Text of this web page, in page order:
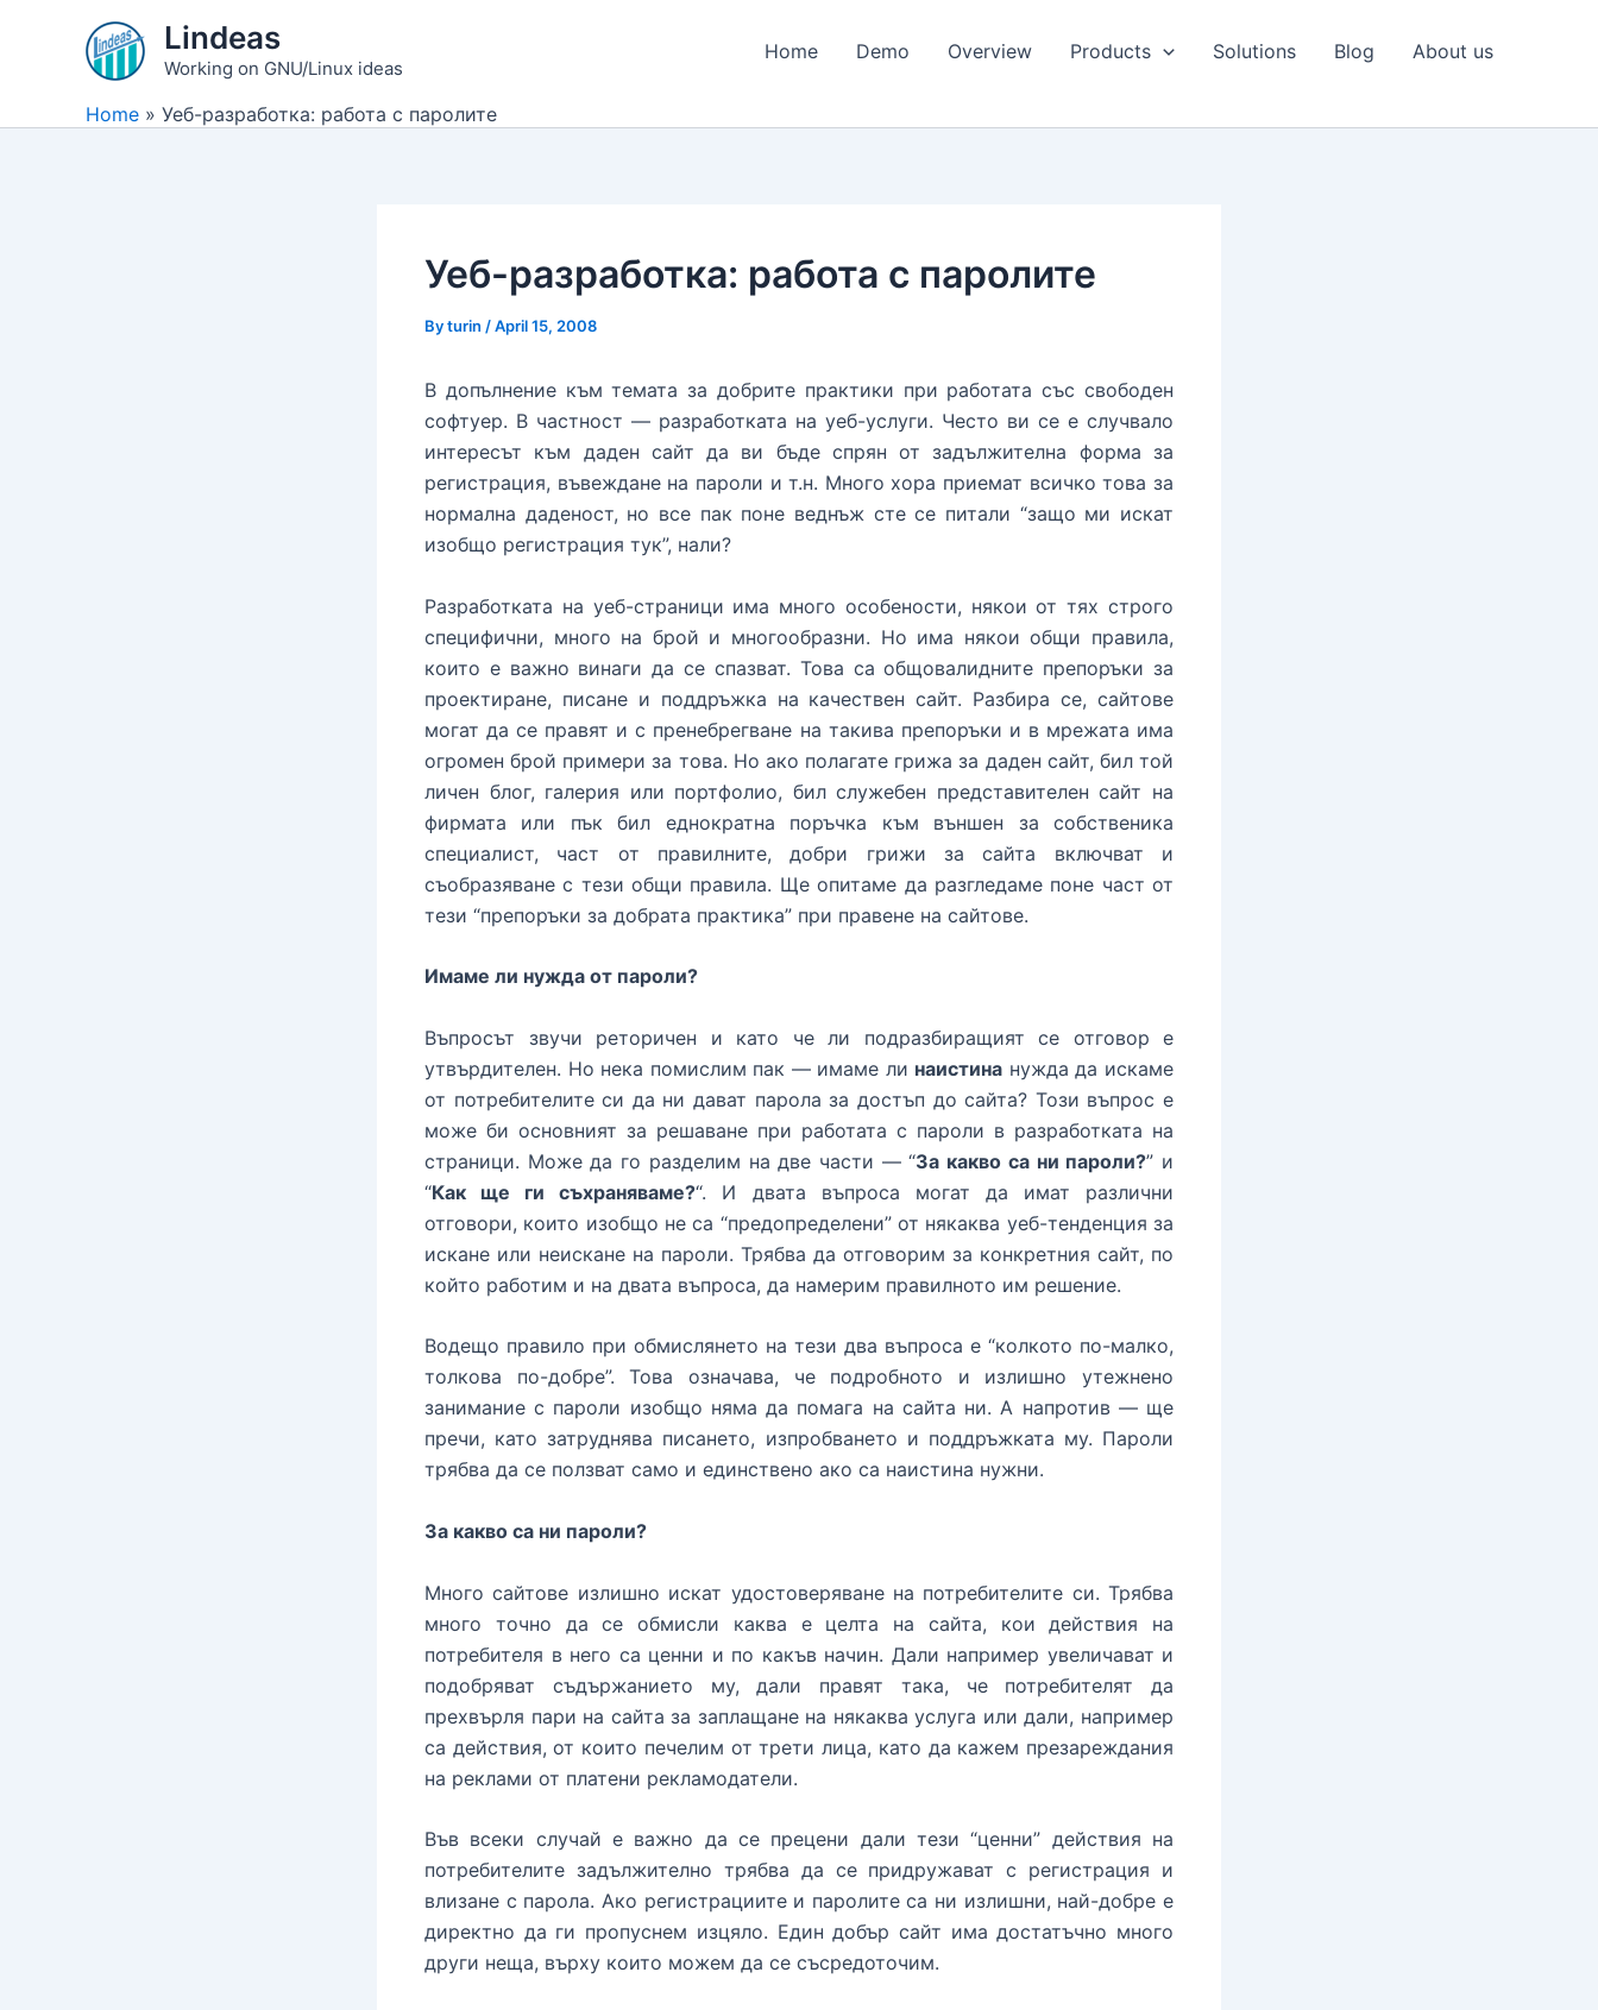
Lindeas
Working on GNU/Linux ideas
Home Demo Overview Products Solutions Blog About us
Home Уеб-разработка: работа с паролите
Уеб-разработка: работа с паролите
Byturin /April 15, 2008
В допълнение към темата за добрите практики при работата със свободен
софтуер. В частност — разработката на уеб-услуги. Често ви се е случвало
интересът към даден сайт да ви бъде спрян от задължителна форма за
регистрация, въвеждане на пароли и т.н. Много хора приемат всичко това за
нормална даденост, но все пак поне веднъж сте се питали “защо ми искат
изобщо регистрация тук”, нали?
Разработката на уеб-страници има много особености, някои от тях строго
специфични, много на брой и многообразни. Но има някои общи правила,
които е важно винаги да се спазват. Това са общовалидните препоръки за
проектиране, писане и поддръжка на качествен сайт. Разбира се, сайтове
могат да се правят и с пренебрегване на такива препоръки и в мрежата има
огромен брой примери за това. Но ако полагате грижа за даден сайт, бил той
личен блог, галерия или портфолио, бил служебен представителен сайт на
фирмата или пък бил еднократна поръчка към външен за собственика
специалист, част от правилните, добри грижи за сайта включват и
съобразяване с тези общи правила. Ще опитаме да разгледаме поне част от
тези “препоръки за добрата практика” при правене на сайтове.
Имаме ли нужда от пароли?
Въпросът звучи реторичен и като че ли подразбиращият се отговор е
утвърдителен. Но нека помислим пак — имаме ли наистина нужда да искаме
от потребителите си да ни дават парола за достъп до сайта? Този въпрос е
може би основният за решаване при работата с пароли в разработката на
страници. Може да го разделим на две части — “За какво са ни пароли?” и
“Как ще ги съхраняваме?“. И двата въпроса могат да имат различни
отговори, които изобщо не са “предопределени” от някаква уеб-тенденция за
искане или неискане на пароли. Трябва да отговорим за конкретния сайт, по
който работим и на двата въпроса, да намерим правилното им решение.
Водещо правило при обмислянето на тези два въпроса е “колкото по-малко,
толкова по-добре”. Това означава, че подробното и излишно утежнено
занимание с пароли изобщо няма да помага на сайта ни. А напротив — ще
пречи, като затруднява писането, изпробването и поддръжката му. Пароли
трябва да се ползват само и единствено ако са наистина нужни.
За какво са ни пароли?
Много сайтове излишно искат удостоверяване на потребителите си. Трябва
много точно да се обмисли каква е целта на сайта, кои действия на
потребителя в него са ценни и по какъв начин. Дали например увеличават и
подобряват съдържанието му, дали правят така, че потребителят да
прехвърля пари на сайта за заплащане на някаква услуга или дали, например
са действия, от които печелим от трети лица, като да кажем презареждания
на реклами от платени рекламодатели.
Във всеки случай е важно да се прецени дали тези “ценни” действия на
потребителите задължително трябва да се придружават с регистрация и
влизане с парола. Ако регистрациите и паролите са ни излишни, най-добре е
директно да ги пропуснем изцяло. Един добър сайт има достатъчно много
други неща, върху които можем да се съсредоточим.